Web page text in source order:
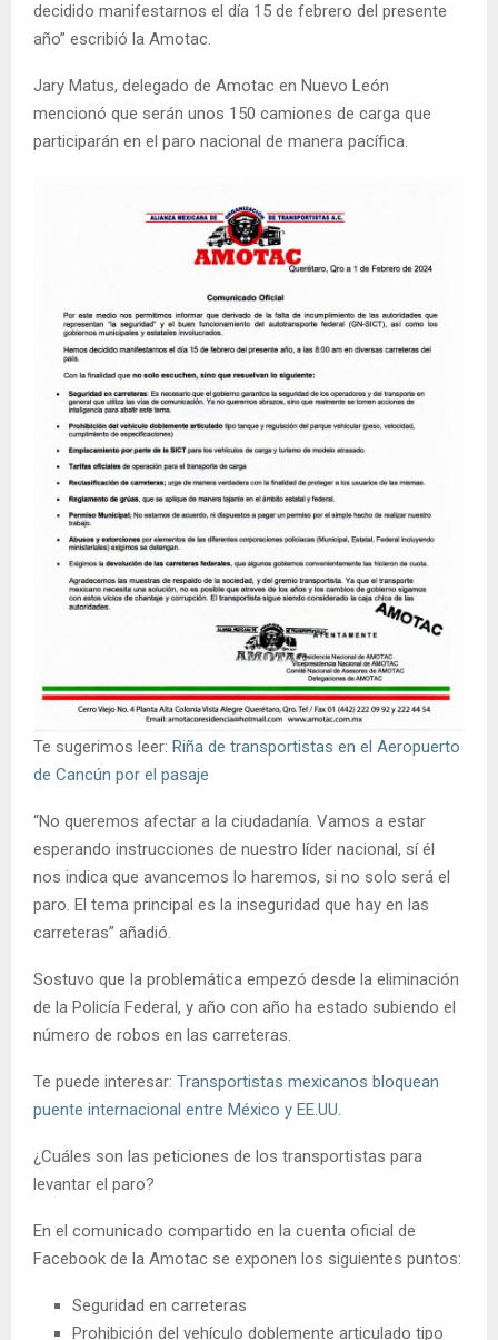
decidido manifestarnos el día 15 de febrero del presente
año” escribió la Amotac.
Jary Matus, delegado de Amotac en Nuevo León
mencionó que serán unos 150 camiones de carga que
participarán en el paro nacional de manera pacífica.
Te sugerimos leer: Riña de transportistas en el Aeropuerto
de Cancún por el pasaje
“No queremos afectar a la ciudadanía. Vamos a estar
esperando instrucciones de nuestro líder nacional, sí él
nos indica que avancemos lo haremos, si no solo será el
paro. El tema principal es la inseguridad que hay en las
carreteras” añadió.
Sostuvo que la problemática empezó desde la eliminación
de la Policía Federal, y año con año ha estado subiendo el
número de robos en las carreteras.
Te puede interesar: Transportistas mexicanos bloquean
puente internacional entre México y EE.UU.
¿Cuáles son las peticiones de los transportistas para
levantar el paro?
En el comunicado compartido en la cuenta oficial de
Facebook de la Amotac se exponen los siguientes puntos:
Seguridad en carreteras
Prohibición del vehículo doblemente articulado tipo